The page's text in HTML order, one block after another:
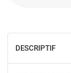
DESCRIPTIF